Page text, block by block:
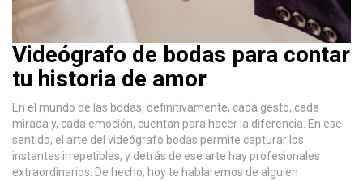
Videógrafo de bodas para contar
tu historia de amor
En el mundo de las bodas, definitivamente, cada gesto, cada
mirada y, cada emoción, cuentan para hacer la diferencia. En ese
sentido, el arte del videógrafo bodas permite capturar los
instantes irrepetibles, y detrás de ese arte hay profesionales
extraordinarios. De hecho, hoy te hablaremos de alguien